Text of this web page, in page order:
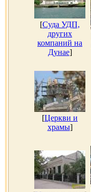
[Суда УДП,
других
компаний на
Дунае]
[Церкви и
храмы]